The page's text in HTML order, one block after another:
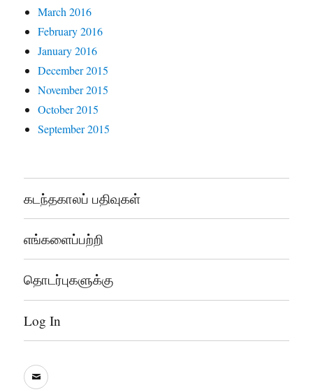
March 2016
February 2016
January 2016
December 2015
November 2015
October 2015
September 2015
கடந்தகாலப் பதிவுகள்
எங்களைப்பற்றி
தொடர்புகளுக்கு
Log In
sooddram@gmail.com